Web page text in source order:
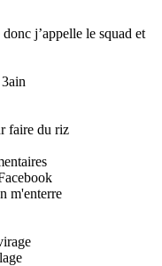
j’appelle le squad et
faire du riz
m'enterre